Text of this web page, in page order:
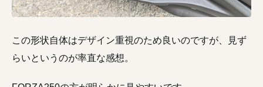
この形状自体はデザイン重視のため良いのですが、見ず
らいというのが率直な感想。